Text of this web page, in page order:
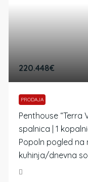
220.448€
PRODAJA
Penthouse “Terra
spalnica | 1
Popoln pogled na
kuhinja/dnevna